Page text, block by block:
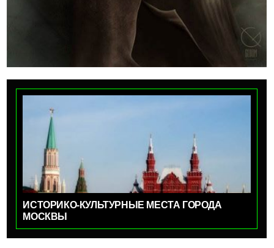
ИСТОРИКО-КУЛЬТУРНЫЕ МЕСТА ГОРОДА
МОСКВЫ